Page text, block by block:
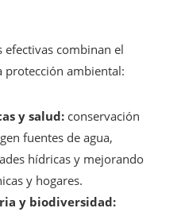
efectivas combinan el
protección ambiental:
y salud: conservación
fuentes de agua,
hídricas y mejorando
y hogares.
y biodiversidad: